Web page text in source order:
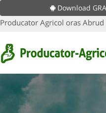
Download
Producator Agricol oras Abrud